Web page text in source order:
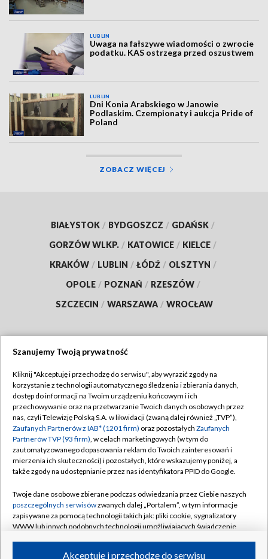
LUBLIN
Uwaga na fałszywe wiadomości o zwrocie
podatku. KAS ostrzega przed oszustwem
LUBLIN
Dni Konia Arabskiego w Janowie
Podlaskim. Czempionaty i aukcja Pride of
Poland
ZOBACZ WIĘCEJ
BIAŁYSTOK / BYDGOSZCZ / GDAŃSK /
GORZÓW WLKP. / KATOWICE / KIELCE /
KRAKÓW / LUBLIN / ŁÓDŹ / OLSZTYN /
OPOLE / POZNAŃ / RZESZÓW /
SZCZECIN / WARSZAWA / WROCŁAW
TVP
Abonament TVP
Emisja w TVP
Centrum informacji TVP
Naziemna Telewizja Cyfrowa
Rada Programowa
System NOS
Informacje o nadawcy
Regulamin TVP
Polityka prywatności
Moje zgody
Pomoc
Kontakt
Kanały
Szanujemy Twoją prywatność
Kliknij "Akceptuję i przechodzę do serwisu", aby wyrazić zgody na
korzystanie z technologii automatycznego śledzenia i zbierania danych,
dostęp do informacji na Twoim urządzeniu końcowym i ich
przechowywanie oraz na przetwarzanie Twoich danych osobowych przez
nas, czyli Telewizję Polską S.A. w likwidacji (zwaną dalej również „TVP”),
Zaufanych Partnerów z IAB* (1201 firm) oraz pozostałych Zaufanych
Partnerów TVP (93 firm), w celach marketingowych (w tym do
zautomatyzowanego dopasowania reklam do Twoich zainteresowań i
mierzenia ich skuteczności) i pozostałych, które wskazujemy poniżej, a
także zgody na udostępnianie przez nas identyfikatora PPID do Google.
Twoje dane osobowe zbierane podczas odwiedzania przez Ciebie naszych
poszczególnych serwisówzwanych dalej „Portalem”, w tym informacje
zapisywane za pomocą technologii takich jak: pliki cookie, sygnalizatory
WWW lub innych podobnych technologii umożliwiających świadczenie
Akceptuję i przechodzę do serwisu